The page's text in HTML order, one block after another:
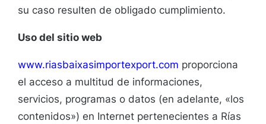
su caso resulten de obligado cumplimiento.
Uso del sitio web
www.riasbaixasimportexport.com proporciona
el acceso a multitud de informaciones,
servicios, programas o datos (en adelante, «los
contenidos») en Internet pertenecientes a Rías